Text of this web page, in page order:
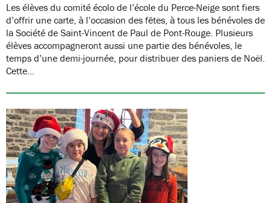
Les élèves du comité écolo de l’école du Perce-Neige sont fiers
d’offrir une carte, à l’occasion des fêtes, à tous les bénévoles de
la Société de Saint-Vincent de Paul de Pont-Rouge. Plusieurs
élèves accompagneront aussi une partie des bénévoles, le
temps d’une demi-journée, pour distribuer des paniers de Noël.
Cette…